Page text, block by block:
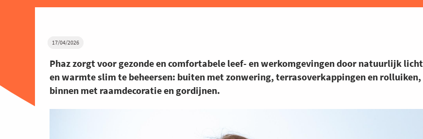
17/04/2026
Phaz zorgt voor gezonde en comfortabele leef- en werkomgevingen door natuurlijk licht
en warmte slim te beheersen: buiten met zonwering, terrasoverkappingen en rolluiken,
binnen met raamdecoratie en gordijnen.